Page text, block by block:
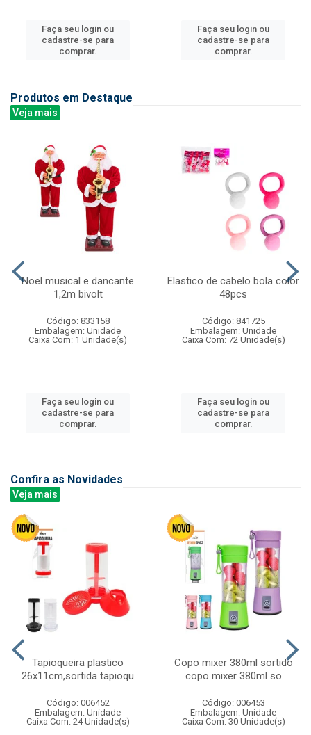
Faça seu login ou
cadastre-se para
comprar.
Faça seu login ou
cadastre-se para
comprar.
Produtos em Destaque
Veja mais
Noel musical e dancante
1,2m bivolt
Código: 833158
Embalagem: Unidade
Caixa Com: 1 Unidade(s)
Faça seu login ou
cadastre-se para
comprar.
Elastico de cabelo bola color
48pcs
Código: 841725
Embalagem: Unidade
Caixa Com: 72 Unidade(s)
Faça seu login ou
cadastre-se para
comprar.
Confira as Novidades
Veja mais
Tapioqueira plastico
26x11cm,sortida tapioqu
Código: 006452
Embalagem: Unidade
Caixa Com: 24 Unidade(s)
Copo mixer 380ml sortido
copo mixer 380ml so
Código: 006453
Embalagem: Unidade
Caixa Com: 30 Unidade(s)